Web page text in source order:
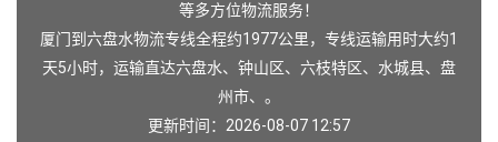
等多方位物流服务！
厦门到六盘水物流专线全程约1977公里，专线运输用时大约1
天5小时，运输直达六盘水、 钟山区、 六枝特区、 水城县、 盘
州市、。
更新时间：2026-08-07 12:57